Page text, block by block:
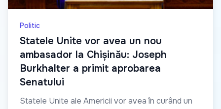
Politic
Statele Unite vor avea un nou
ambasador la Chișinău: Joseph
Burkhalter a primit aprobarea
Senatului
Statele Unite ale Americii vor avea în curând un